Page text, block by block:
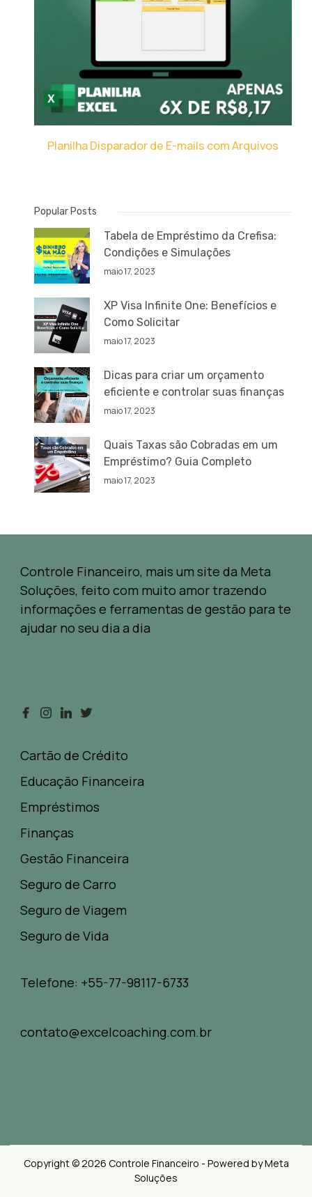
Planilha Disparador de E-mails com Arquivos
Popular Posts
Tabela de Empréstimo da Crefisa:
Condições e Simulações
maio 17, 2023
XP Visa Infinite One: Benefícios e
Como Solicitar
maio 17, 2023
Dicas para criar um orçamento
eficiente e controlar suas finanças
maio 17, 2023
Quais Taxas são Cobradas em um
Empréstimo? Guia Completo
maio 17, 2023
Controle Financeiro, mais um site da Meta
Soluções, feito com muito amor trazendo
informações e ferramentas de gestão para te
ajudar no seu dia a dia
Cartão de Crédito
Educação Financeira
Empréstimos
Finanças
Gestão Financeira
Seguro de Carro
Seguro de Viagem
Seguro de Vida
Telefone: +55-77-98117-6733
contato@excelcoaching.com.br
Copyright © 2026 Controle Financeiro - Powered by Meta
Soluções